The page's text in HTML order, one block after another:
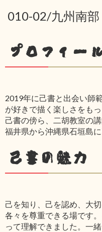
010-02/九州南部
プロフィー
2019年に己書と出会い師
が好きで描く楽しさをも
己書の傍ら、二胡教室の
福井県から沖縄県石垣島に
己書の魅力
己を知り、己を認め、大
各々を尊重できる場です
って理解できました。一